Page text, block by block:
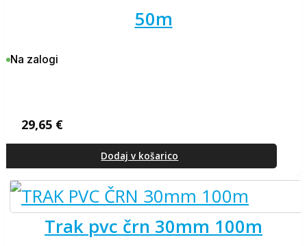
50m
Na zalogi
29,65 €
Dodaj v košarico
trak pvc črn 30mm 100m